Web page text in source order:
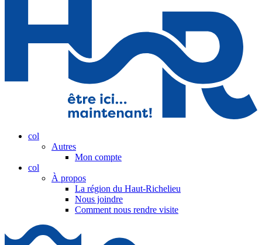
col
Autres
Mon compte
col
À propos
La région du Haut-Richelieu
Nous joindre
Comment nous rendre visite